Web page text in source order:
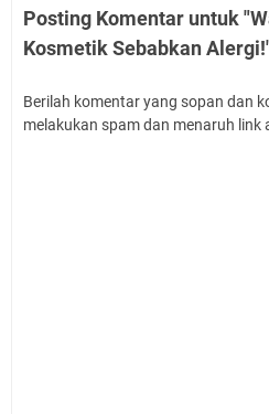
Posting Komentar untuk
Kosmetik Sebabkan
Berilah komentar yang sopan dan
melakukan spam dan menaruh link